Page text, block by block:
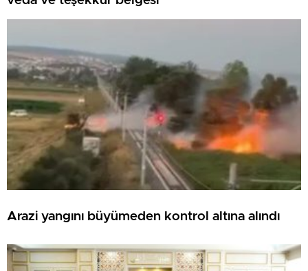
Arazi yangını büyümeden kontrol altına alındı